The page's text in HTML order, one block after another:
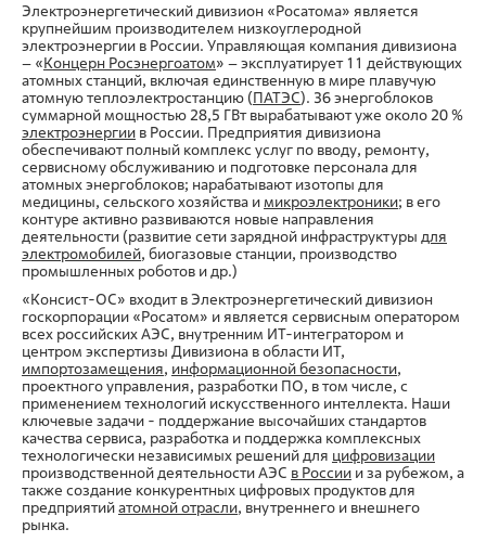
Электроэнергетический дивизион «Росатома» является
крупнейшим производителем низкоуглеродной
электроэнергии в России. Управляющая компания дивизиона
– «Концерн Росэнергоатом» – эксплуатирует 11 действующих
атомных станций, включая единственную в мире плавучую
атомную теплоэлектростанцию (ПАТЭС). 36 энергоблоков
суммарной мощностью 28,5 ГВт вырабатывают уже около 20 %
электроэнергии в России. Предприятия дивизиона
обеспечивают полный комплекс услуг по вводу, ремонту,
сервисному обслуживанию и подготовке персонала для
атомных энергоблоков; нарабатывают изотопы для
медицины, сельского хозяйства имикроэлектроники; в его
контуре активно развиваются новые направления
деятельности (развитие сети зарядной инфраструктуры для
электромобилей, биогазовые станции, производство
промышленных роботов и др.)
«Консист-ОС» входит в Электроэнергетический дивизион
госкорпорации «Росатом» и является сервисным оператором
всех российских АЭС, внутренним ИТ-интегратором и
центром экспертизы Дивизиона в области ИТ,
импортозамещения, информационной безопасности,
проектного управления, разработки ПО, в том числе, с
применением технологий искусственного интеллекта. Наши
ключевые задачи - поддержание высочайших стандартов
качества сервиса, разработка и поддержка комплексных
технологически независимых решений для цифровизации
производственной деятельности АЭС в России и за рубежом, а
также создание конкурентных цифровых продуктов для
предприятийатомной отрасли, внутреннего и внешнего
рынка.